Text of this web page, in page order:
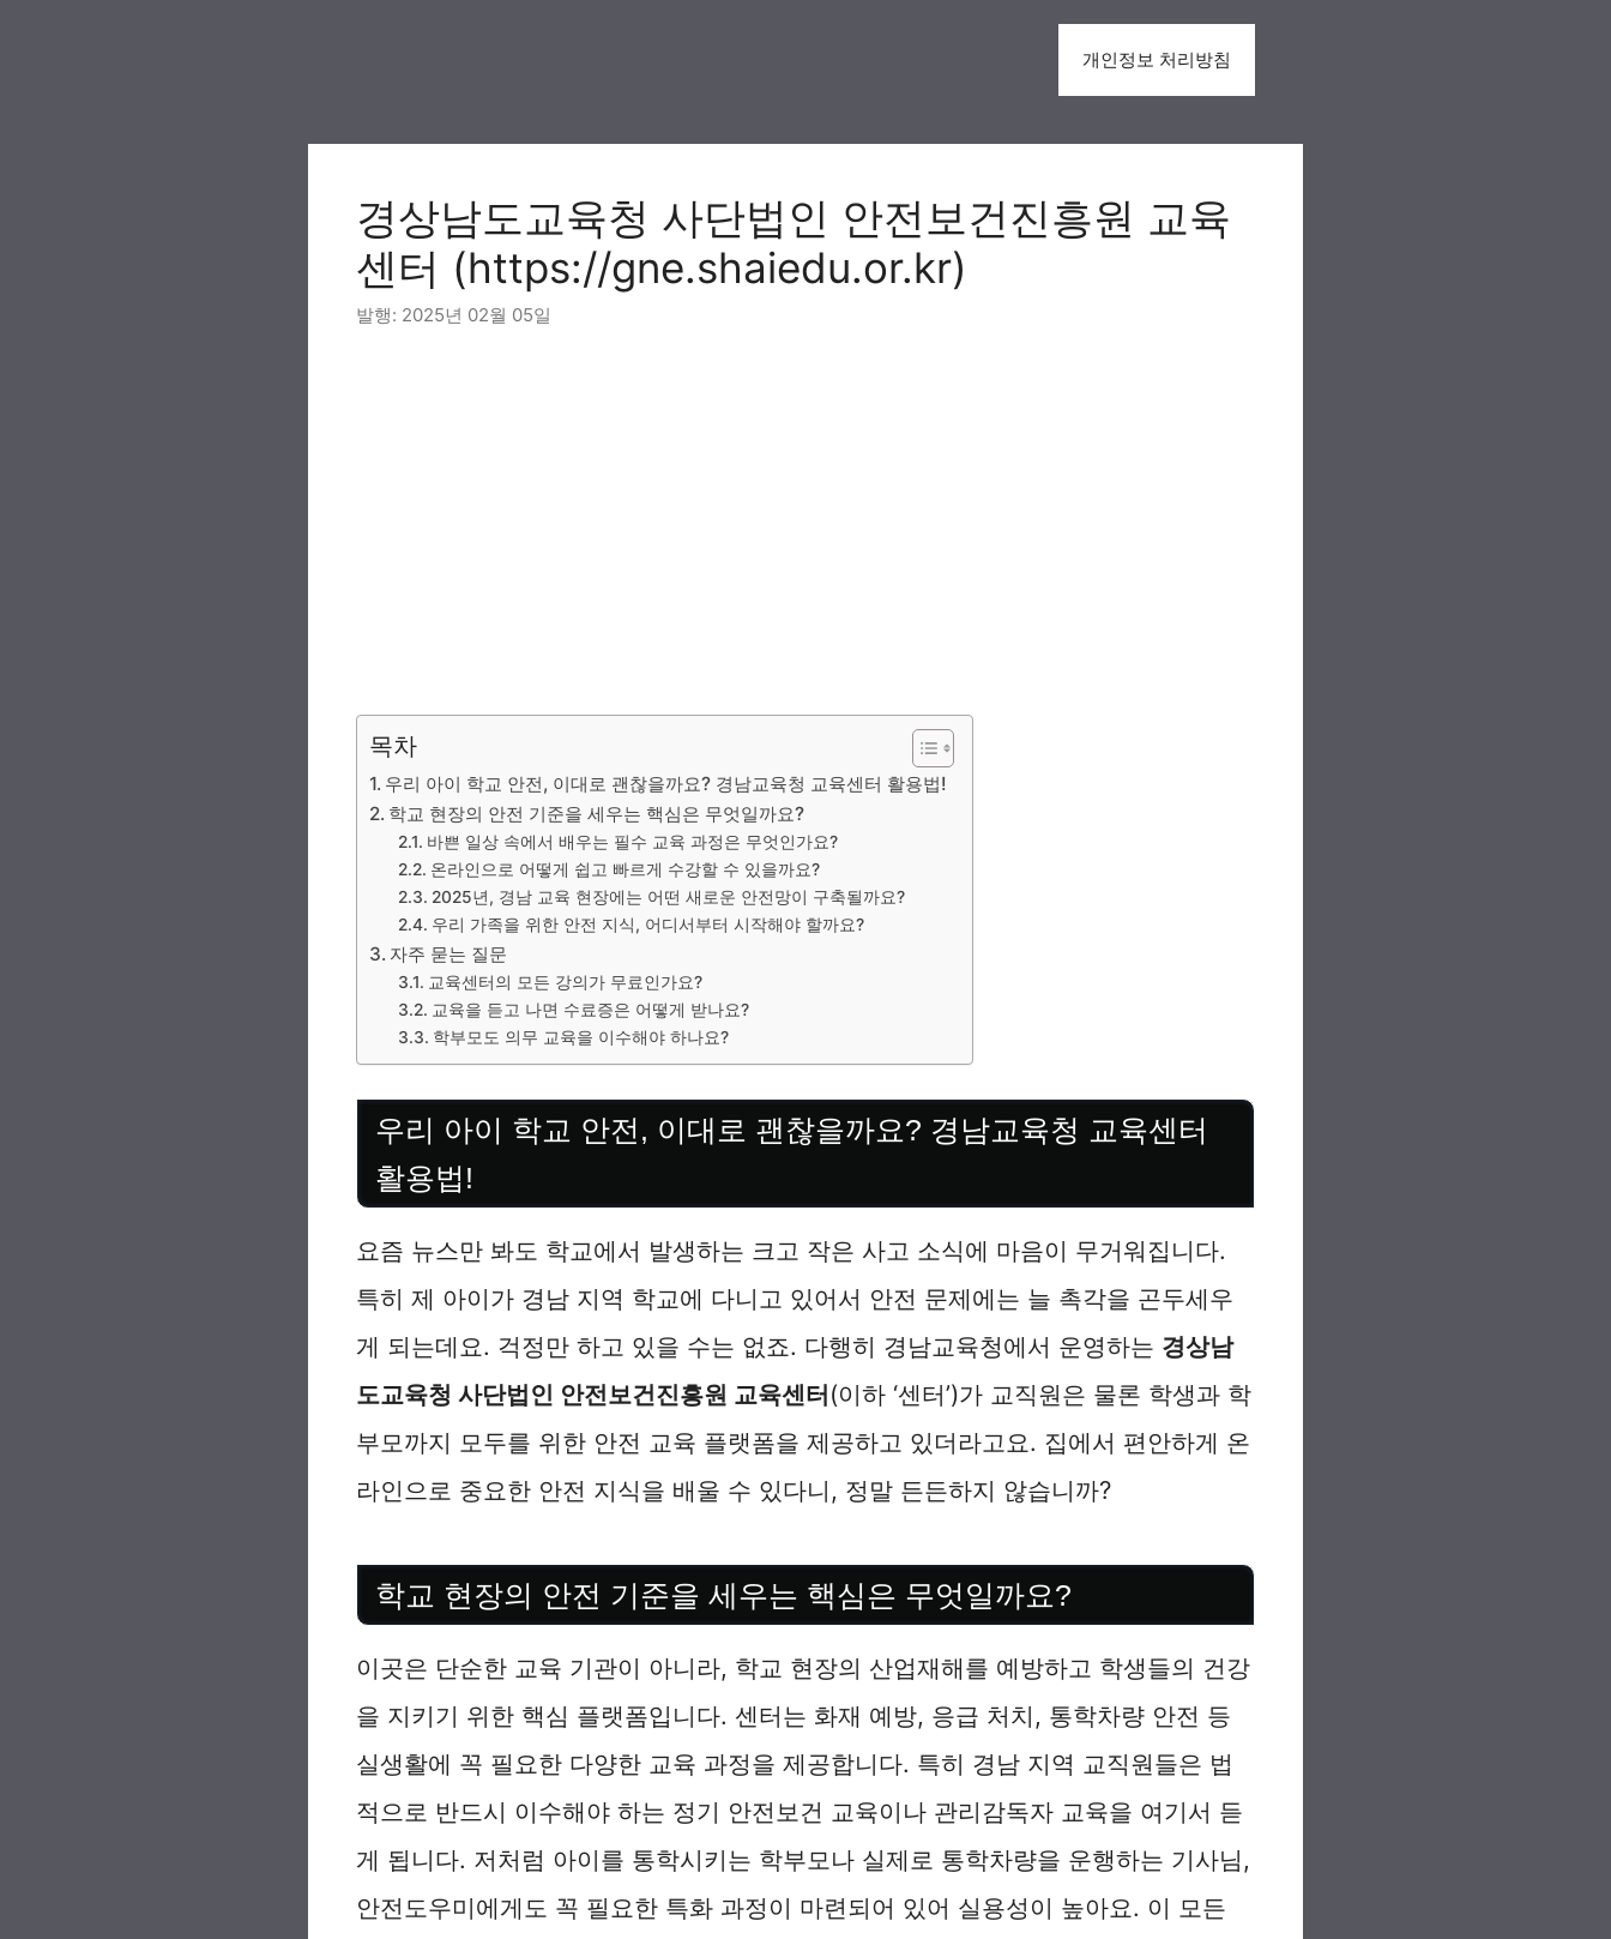
개인정보 처리방침
경상남도교육청 사단법인 안전보건진흥원 교육
센터 (https://gne.shaiedu.or.kr)
2025년 02월 05일
목차
우리 아이 학교 안전, 이대로 괜찮을까요? 경남교육청 교육센터 활용법!
학교 현장의 안전 기준을 세우는 핵심은 무엇일까요?
바쁜 일상 속에서 배우는 필수 교육 과정은 무엇인가요?
온라인으로 어떻게 쉽고 빠르게 수강할 수 있을까요?
2025년, 경남 교육 현장에는 어떤 새로운 안전망이 구축될까요?
우리 가족을 위한 안전 지식, 어디서부터 시작해야 할까요?
자주 묻는 질문
교육센터의 모든 강의가 무료인가요?
교육을 듣고 나면 수료증은 어떻게 받나요?
학부모도 의무 교육을 이수해야 하나요?
우리 아이 학교 안전, 이대로 괜찮을까요? 경남교육청 교육센터
활용법!
요즘 뉴스만 봐도 학교에서 발생하는 크고 작은 사고 소식에 마음이 무거워집니다.
특히 제 아이가 경남 지역 학교에 다니고 있어서 안전 문제에는 늘 촉각을 곤두세우
게 되는데요. 걱정만 하고 있을 수는 없죠. 다행히 경남교육청에서 운영하는 경상남
도교육청 사단법인 안전보건진흥원 교육센터(이하 ‘센터’)가 교직원은 물론 학생과 학
부모까지 모두를 위한 안전 교육 플랫폼을 제공하고 있더라고요. 집에서 편안하게 온
라인으로 중요한 안전 지식을 배울 수 있다니, 정말 든든하지 않습니까?
학교 현장의 안전 기준을 세우는 핵심은 무엇일까요?
이곳은 단순한 교육 기관이 아니라, 학교 현장의 산업재해를 예방하고 학생들의 건강
을 지키기 위한 핵심 플랫폼입니다. 센터는 화재 예방, 응급 처치, 통학차량 안전 등
실생활에 꼭 필요한 다양한 교육 과정을 제공합니다. 특히 경남 지역 교직원들은 법
적으로 반드시 이수해야 하는 정기 안전보건 교육이나 관리감독자 교육을 여기서 듣
게 됩니다. 저처럼 아이를 통학시키는 학부모나 실제로 통학차량을 운행하는 기사님,
안전도우미에게도 꼭 필요한 특화 과정이 마련되어 있어 실용성이 높아요. 이 모든